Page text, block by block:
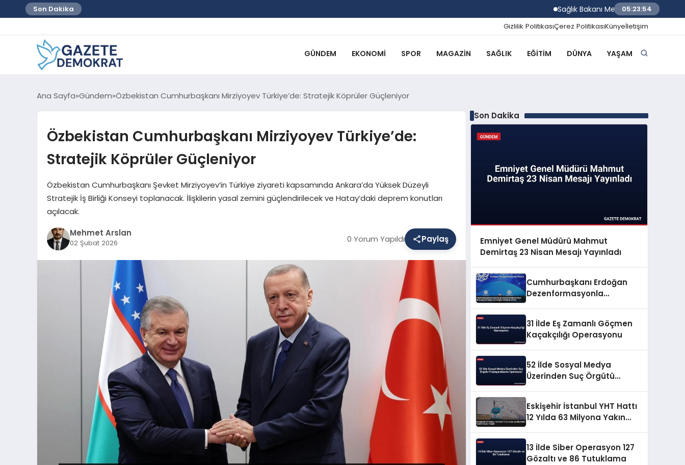
Son Dakika Sağlık Bakanı Memişoğlu İzmir Biyotıp
05:23:55
Gizlilik PolitikasıÇerez PolitikasıKünyeİletişim
GÜNDEM EKONOMI SPOR MAGAZIN SAĞLIK EĞITIM DÜNYA YAŞAM
Ana Sayfa Gündem Özbekistan Cumhurbaşkanı Mirziyoyev Türkiye’de: Stratejik Köprüler Güçleniyor
Özbekistan Cumhurbaşkanı Mirziyoyev Türkiye’de:
Stratejik Köprüler Güçleniyor
Özbekistan Cumhurbaşkanı Şevket Mirziyoyev’in Türkiye ziyareti kapsamında Ankara’da Yüksek Düzeyli
Stratejik İş Birliği Konseyi toplanacak. İlişkilerin yasal zemini güçlendirilecek ve Hatay’daki deprem konutları
açılacak.
Mehmet Arslan
02 Şubat 2026 0 Yorum Yapıldı Paylaş
Son Dakika
Emniyet Genel Müdürü Mahmut
Demirtaş 23 Nisan Mesajı Yayınladı
Cumhurbaşkanı Erdoğan
Dezenformasyonla
31 İlde Eş Zamanlı Göçmen
Kaçakçılığı Operasyonu
52 İlde Sosyal Medya
Üzerinden Suç Örgütü
Eskişehir İstanbul YHT Hattı
12 Yılda 63 Milyona Yakın
13 İlde Siber Operasyon 127
Gözaltı ve 86 Tutuklama